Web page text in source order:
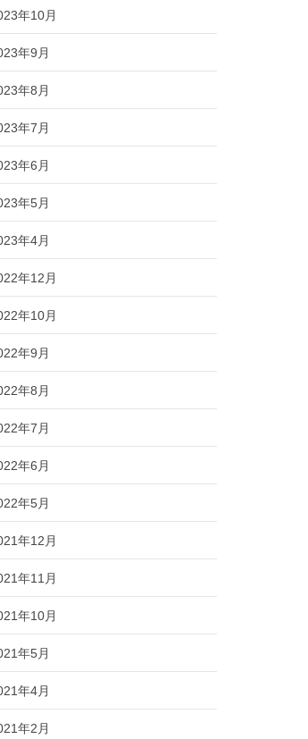
年10月
年9月
年8月
年7月
年6月
年5月
年4月
年12月
年10月
年9月
年8月
年7月
年6月
年5月
年12月
年11月
年10月
年5月
年4月
年2月